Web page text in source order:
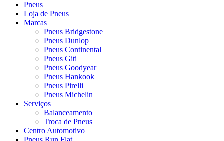
Pneus
Loja de Pneus
Marcas
Pneus Bridgestone
Pneus Dunlop
Pneus Continental
Pneus Giti
Pneus Goodyear
Pneus Hankook
Pneus Pirelli
Pneus Michelin
Serviços
Balanceamento
Troca de Pneus
Centro Automotivo